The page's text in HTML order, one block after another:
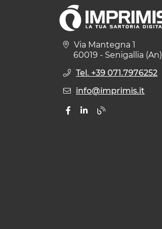
Via Mantegna 1
60019 - Senigallia (An)
Tel. +39 071.7976252
info@imprimis.it